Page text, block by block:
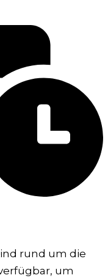
rund um die
um